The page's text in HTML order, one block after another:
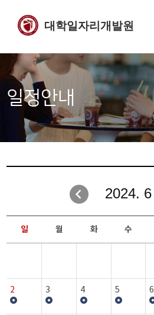
대학일자리개발원
일정안내
2024. 6
일 월 화 수
2 3 4 5 6